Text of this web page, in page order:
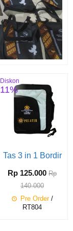
Diskon
11%
Tas 3 in 1 Bordir
Rp 125.000 Rp
140.000
Pre Order/
RT804